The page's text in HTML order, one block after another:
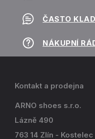
ČASTO
NÁKUPNÍ
Kontakt a prodejna
ARNO shoes s.r.o.
Lázně 490
763 14 Zlín - Kostelec